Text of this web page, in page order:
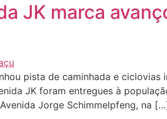
JK marca
pista de caminhada e
JK foram entregues à
Jorge Schimmelpfeng, na